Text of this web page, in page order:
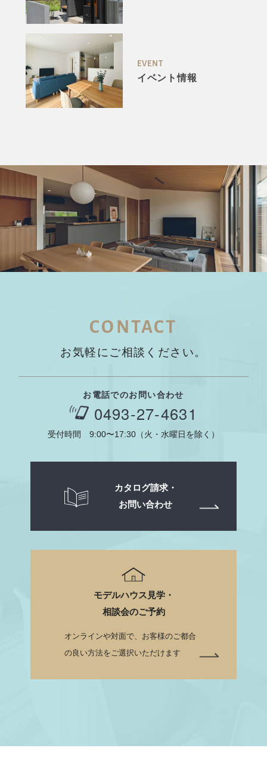
EVENT
イベント情報
CONTACT
お気軽にご相談ください。
お電話でのお問い合わせ
0493-27-4631
受付時間 9:00〜17:30（火・水曜日を除く）
カタログ請求・
お問い合わせ
モデルハウス見学・
相談会のご予約
オンラインや対面で、お客様のご都合
の良い方法をご選択いただけます